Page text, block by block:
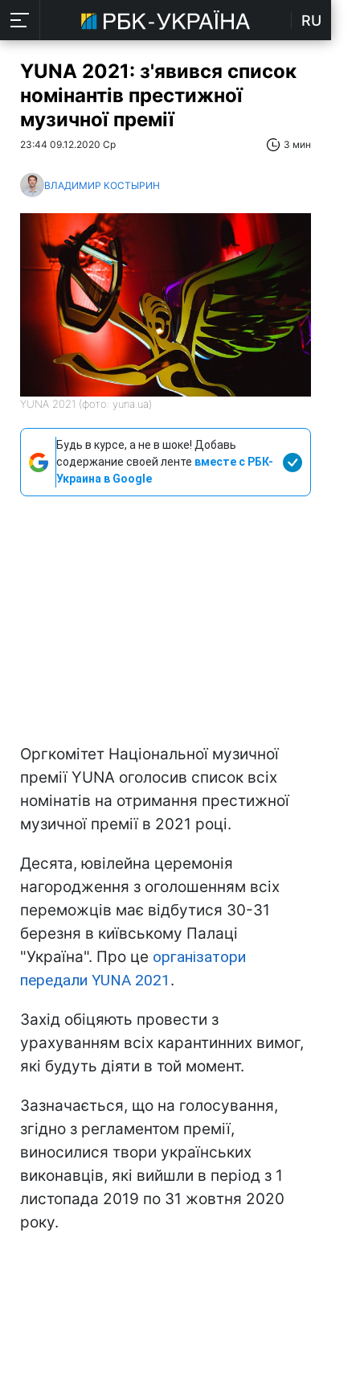
RU
YUNA 2021: з'явився список
номінантів престижної
музичної премії
23:44 09.12.2020 Ср 3 мин
ВЛАДИМИР КОСТЫРИН
YUNA 2021 (фото: yuna.ua)
Будь в курсе, а не в шоке! Добавь
содержание своей ленте вместе с РБК-
Украина в Google
Оргкомітет Національної музичної
премії YUNA оголосив список всіх
номінатів на отримання престижної
музичної премії в 2021 році.
Десята, ювілейна церемонія
нагородження з оголошенням всіх
переможців має відбутися 30-31
березня в київському Палаці
"Україна". Про це організатори
передали YUNA 2021 .
Захід обіцяють провести з
урахуванням всіх карантинних вимог,
які будуть діяти в той момент.
Зазначається, що на голосування,
згідно з регламентом премії,
виносилися твори українських
виконавців, які вийшли в період з 1
листопада 2019 по 31 жовтня 2020
року.